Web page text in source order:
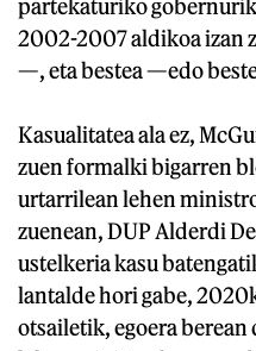
partekaturiko
2002-2007 aldikoa izan
—, eta bestea —edo
Kasualitatea ala ez,
zuen formalki bigarren
urtarrilean lehen
zuenean, DUP Alderdi
ustelkeria kasu
lantalde hori gabe,
otsailetik, egoera berean